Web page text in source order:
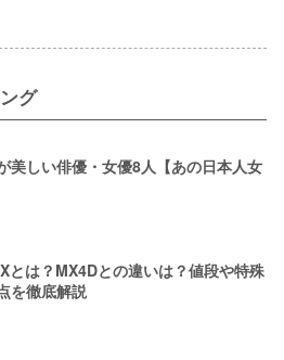
グ
美しい俳優・女優8人【あの日本人女
とは？MX4Dとの違いは？値段や特殊
を徹底解説